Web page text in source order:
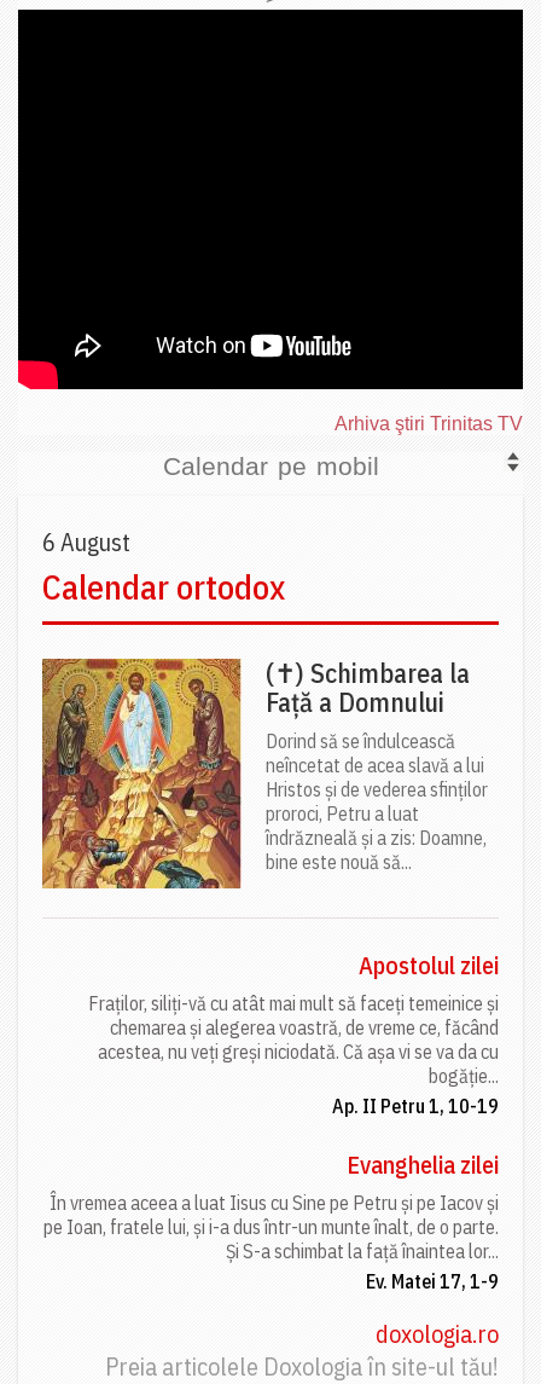
Arhiva ştiri Trinitas TV
Calendar pe mobil
6 August
Calendar ortodox
(✝) Schimbarea la
Față a Domnului
Dorind să se îndulcească
neîncetat de acea slavă a lui
Hristos și de vederea sfinților
proroci, Petru a luat
îndrăzneală și a zis: Doamne,
bine este nouă să...
Apostolul zilei
Fraților, siliți-vă cu atât mai mult să faceți temeinice și
chemarea și alegerea voastră, de vreme ce, făcând
acestea, nu veți greși niciodată. Că așa vi se va da cu
bogăție...
Ap. II Petru 1, 10-19
Evanghelia zilei
În vremea aceea a luat Iisus cu Sine pe Petru și pe Iacov și
pe Ioan, fratele lui, și i-a dus într-un munte înalt, de o parte.
Și S-a schimbat la față înaintea lor...
Ev. Matei 17, 1-9
doxologia.ro
Preia articolele Doxologia în site-ul tău!